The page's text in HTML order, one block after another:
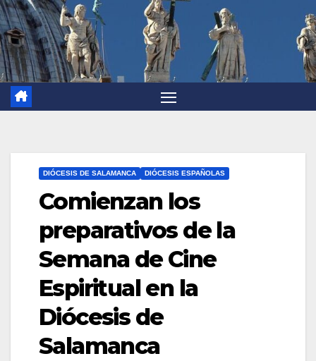
DIÓCESIS DE SALAMANCA DIÓCESIS ESPAÑOLAS
Comienzan los
preparativos de la
Semana de Cine
Espiritual en la
Diócesis de
Salamanca